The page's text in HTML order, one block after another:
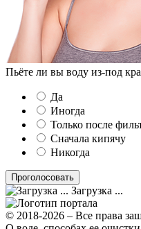
Пьёте ли вы воду из-под
Да
Иногда
Только после
Сначала кипячу
Никогда
Загрузка ...
© 2018-2026 – Все права